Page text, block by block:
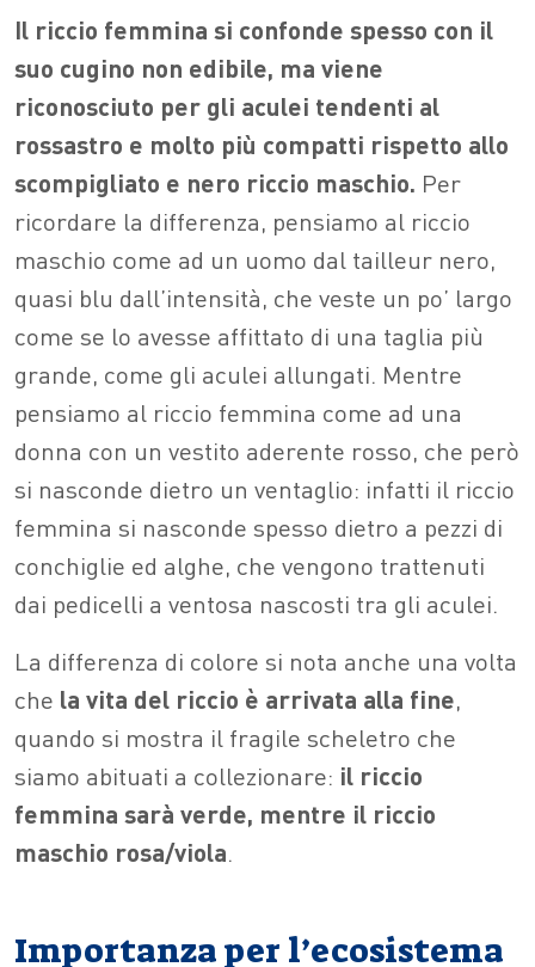
Il riccio femmina si confonde spesso con il
suo cugino non edibile, ma viene
riconosciuto per gli aculei tendenti al
rossastro e molto più compatti rispetto allo
scompigliato e nero riccio maschio. Per
ricordare la differenza, pensiamo al riccio
maschio come ad un uomo dal tailleur nero,
quasi blu dall’intensità, che veste un po’ largo
come se lo avesse affittato di una taglia più
grande, come gli aculei allungati. Mentre
pensiamo al riccio femmina come ad una
donna con un vestito aderente rosso, che però
si nasconde dietro un ventaglio: infatti il riccio
femmina si nasconde spesso dietro a pezzi di
conchiglie ed alghe, che vengono trattenuti
dai pedicelli a ventosa nascosti tra gli aculei.
La differenza di colore si nota anche una volta
che la vita del riccio è arrivata alla fine,
quando si mostra il fragile scheletro che
siamo abituati a collezionare: il riccio
femmina sarà verde, mentre il riccio
maschio rosa/viola.
Importanza per l’ecosistema